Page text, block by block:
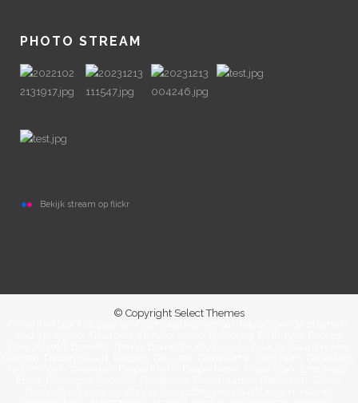
PHOTO STREAM
Bekijk stream op flickr
© Copyright Select Themes